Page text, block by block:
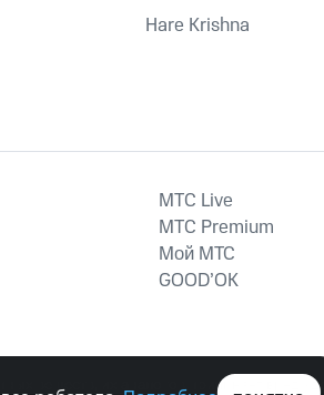
Hare Krishna
MTС Live
MTС Premium
Мой МТС
GOOD’OK
веществ, их аналогов причиняет вред